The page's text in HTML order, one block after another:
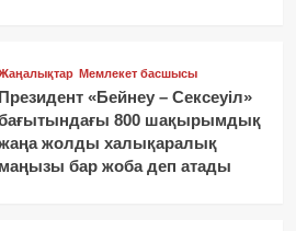
Мемлекет басшысы
Президент «Бейнеу – Сексеуіл»
800 шақырымдық
жолды халықаралық
маңызы бар жоба деп атады